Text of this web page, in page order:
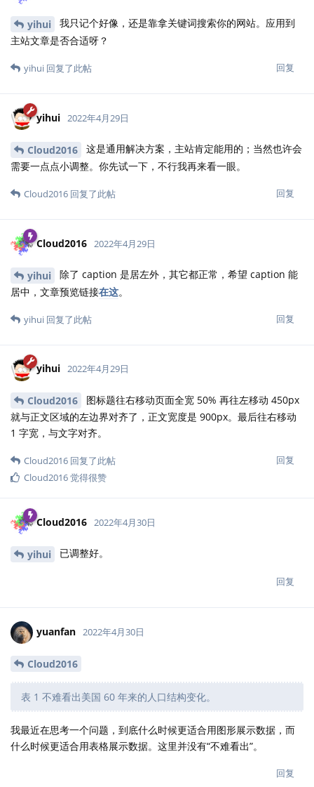
yihui
我只记个好像，还是靠拿关键词搜索你的网站。应用到
主站文章是否合适呀？
回复
yihui 回复了此帖
yihui 2022年4月29日
Cloud2016
这是通用解决方案，主站肯定能用的；当然也许会
需要一点点小调整。你先试一下，不行我再来看一眼。
回复
Cloud2016 回复了此帖
Cloud2016 2022年4月29日
yihui
除了 caption 是居左外，其它都正常，希望 caption 能
居中，文章预览链接在这。
回复
yihui 回复了此帖
yihui 2022年4月29日
Cloud2016
图标题往右移动页面全宽 50% 再往左移动 450px
就与正文区域的左边界对齐了，正文宽度是 900px。最后往右移动
1 字宽，与文字对齐。
回复
Cloud2016 回复了此帖
Cloud2016觉得很赞
Cloud2016 2022年4月30日
yihui 已调整好。
回复
yuanfan 2022年4月30日
Cloud2016
表 1 不难看出美国 60 年来的人口结构变化。
我最近在思考一个问题，到底什么时候更适合用图形展示数据，而
什么时候更适合用表格展示数据。这里并没有“不难看出”。
回复